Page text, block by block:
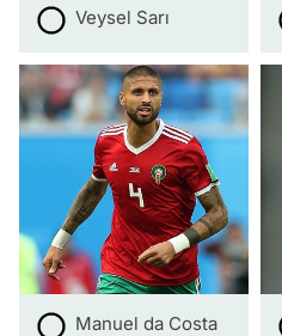
Veysel Sarı
Manuel da Costa